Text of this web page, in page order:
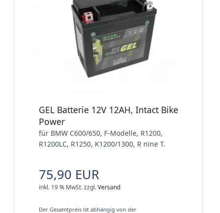
GEL Batterie 12V 12AH, Intact Bike
Power
für BMW C600/650, F-Modelle, R1200,
R1200LC, R1250, K1200/1300, R nine T.
75,90 EUR
inkl. 19 % MwSt.zzgl.Versand
Der Gesamtpreis ist abhängig von der